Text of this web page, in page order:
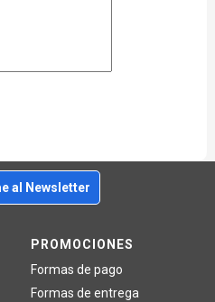
al Newsletter
PROMOCIONES
Formas de pago
Formas de entrega